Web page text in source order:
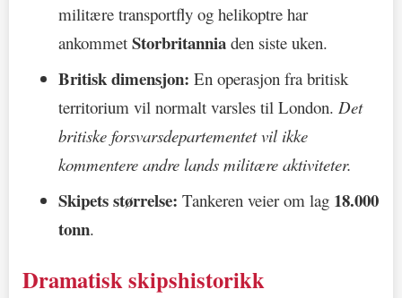
militære transportfly og helikoptre har
ankommet Storbritannia den siste uken.
Britisk dimensjon: En operasjon fra britisk
territorium vil normalt varsles til London. Det
britiske forsvarsdepartementet vil ikke
kommentere andre lands militære aktiviteter.
Skipets størrelse: Tankeren veier om lag 18.000
tonn.
Dramatisk skipshistorikk